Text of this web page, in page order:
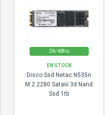
24/48hs
EN STOCK
Disco Ssd Netac N535n
M.2 2280 Sataiii 3d Nand
Ssd 1tb